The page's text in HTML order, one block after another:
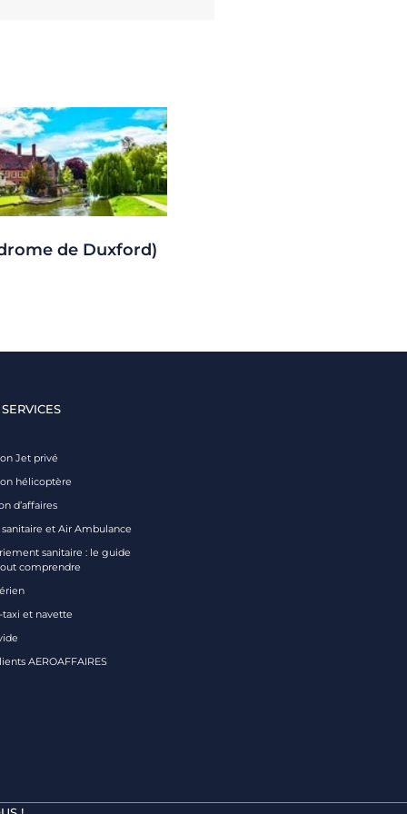
de Duxford)
Jet privé
hélicoptère
d’affaires
et Air Ambulance
sanitaire : le guide
comprendre
taxi et navette
AEROAFFAIRES